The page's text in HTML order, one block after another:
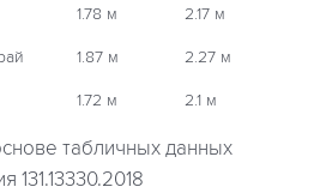
1.78 м 2.17 м
1.87 м 2.27 м
1.72 м 2.1 м
табличных данных
131.13330.2018